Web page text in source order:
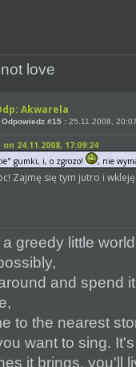
love
Akwarela
Odpowiedz #15 : 25.11.2008,
24.11.2008, 17:09:24
gumki, i, o zgrozo!
, nie
Zajmę się tym jutro i
greedy little
and spend
to the nearest
want to sing.
it brings, you'll